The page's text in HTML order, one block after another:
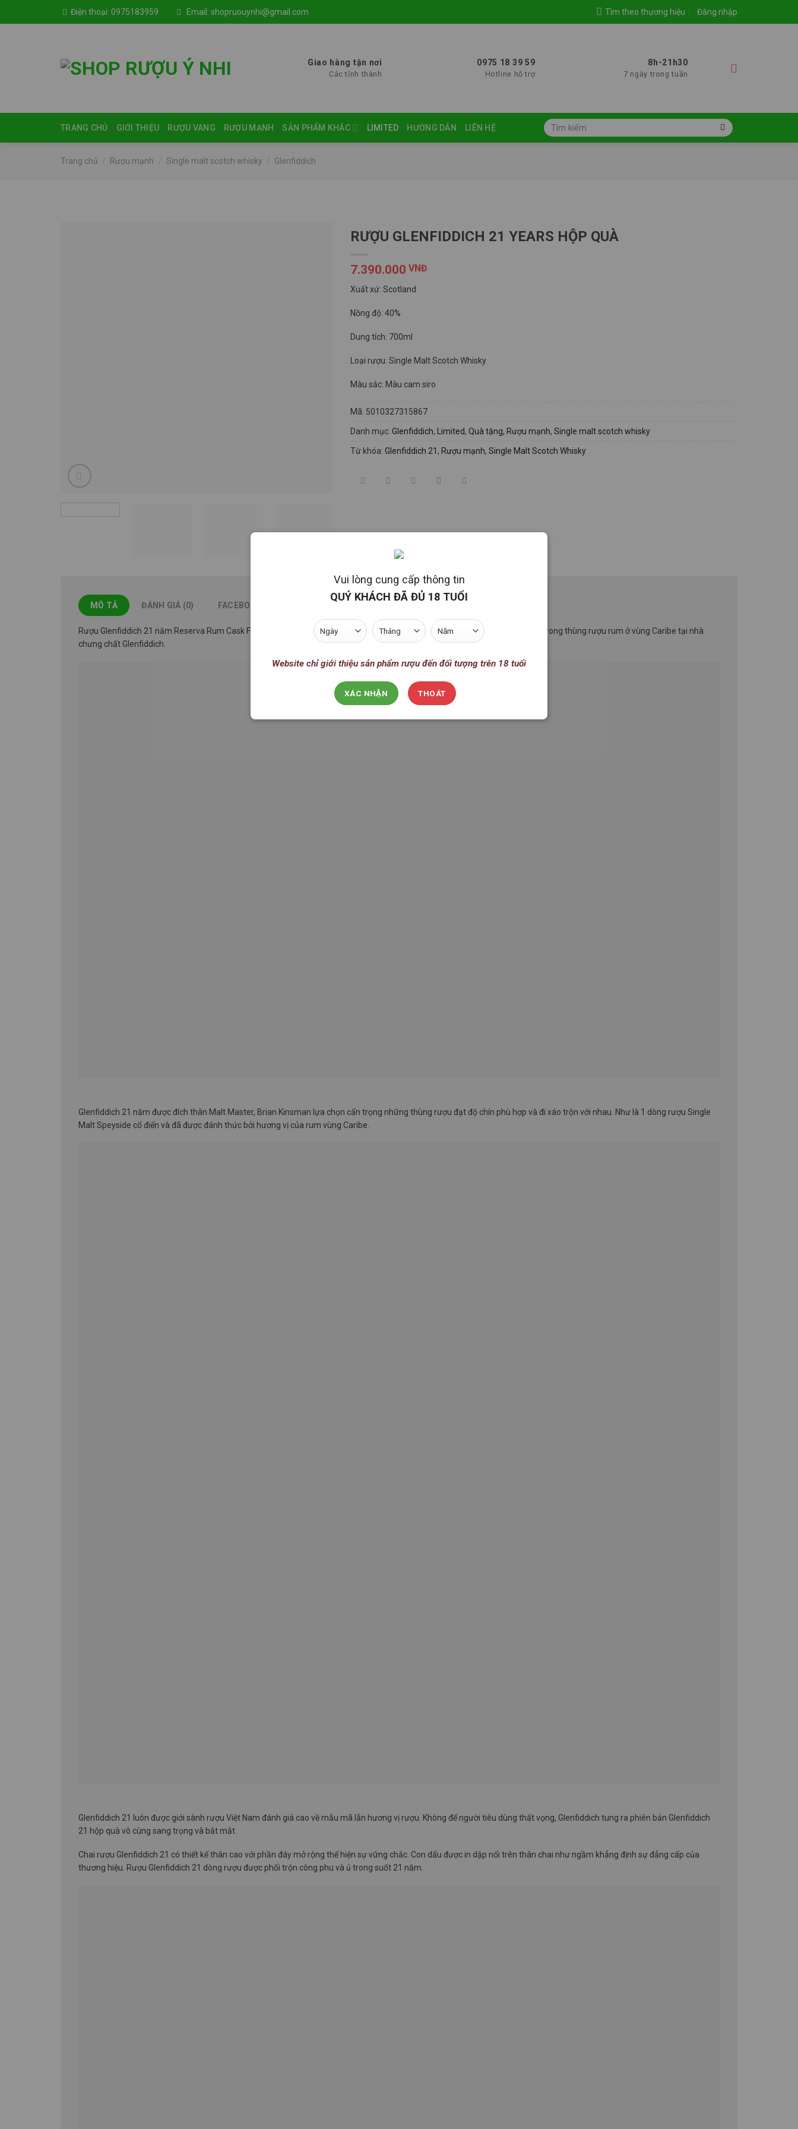
Điện thoại: 0975183959 Email: shopruouynhi@gmail.com Tìm theo thương hiệu Đăng nhập
Giao hàng tận nơi
Các tỉnh thành
0975 18 39 59
Hotline hỗ trợ
8h-21h30
7 ngày trong tuần
TRANG CHỦ GIỚI THIỆU RƯỢU VANG RƯỢU MẠNH SẢN PHẨM KHÁC LIMITED HƯỚNG DẪN LIÊN HỆ
Tìm
kiếm:
Trang chủ / Rượu mạnh / Single malt scotch whisky / Glenfiddich
RƯỢU GLENFIDDICH 21 YEARS HỘP QUÀ
7.390.000 VNĐ
Xuất xứ: Scotland
Nồng độ: 40%
Dung tích: 700ml
Loại rượu: Single Malt Scotch Whisky
Màu sắc: Màu cam siro
Mã: 5010327315867
Danh mục: Glenfiddich, Limited, Quà tặng, Rượu mạnh, Single malt scotch whisky
Từ khóa: Glenfiddich 21 , Rượu mạnh, Single Malt Scotch Whisky
MÔ TẢ ĐÁNH GIÁ (0) FACEBOOK
Rượu Glenfiddich 21 năm Reserva Rum Cask Finish, được phối trộn từ những thùng ủ ít nhất 21 năm (4 tháng sau cuối được ủ trong thùng rượu rum ở vùng Caribe tại nhà
chưng chất Glenfiddich.
Glenfiddich 21 năm được đích thân Malt Master, Brian Kinsman lựa chọn cẩn trọng những thùng rượu đạt độ chín phù hợp và đi xáo trộn với nhau. Như là 1 dòng rượu Single
Malt Speyside cổ điển và đã được đánh thức bởi hương vị của rum vùng Caribe.
Glenfiddich 21 luôn được giới sành rượu Việt Nam đánh giá cao về mẫu mã lẫn hương vị rượu. Không để người tiêu dùng thất vọng, Glenfiddich tung ra phiên bản Glenfiddich
21 hộp quà vô cùng sang trọng và bắt mắt.
Chai rượu Glenfiddich 21 có thiết kế thân cao với phần đáy mở rộng thể hiện sự vững chắc. Con dấu được in dập nổi trên thân chai như ngầm khẳng định sự đẳng cấp của
thương hiệu. Rượu Glenfiddich 21 dòng rượu được phối trộn công phu và ủ trong suốt 21 năm.
Vui lòng cung cấp thông tin
QUÝ KHÁCH ĐÃ ĐỦ 18 TUỔI
Website chỉ giới thiệu sản phẩm rượu đến đối tượng trên 18 tuổi
XÁC NHẬN THOÁT